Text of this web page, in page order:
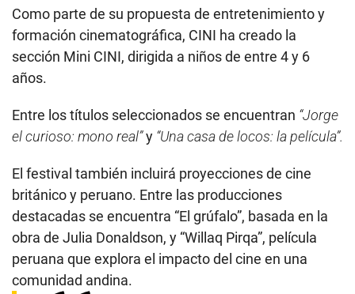
Como parte de su propuesta de entretenimiento y
formación cinematográfica, CINI ha creado la
sección Mini CINI, dirigida a niños de entre 4 y 6
años.
Entre los títulos seleccionados se encuentran “Jorge
el curioso: mono real”y “Una casa de locos: la película”.
El festival también incluirá proyecciones de cine
británico y peruano. Entre las producciones
destacadas se encuentra “El grúfalo”, basada en la
obra de Julia Donaldson, y “Willaq Pirqa”, película
peruana que explora el impacto del cine en una
comunidad andina.